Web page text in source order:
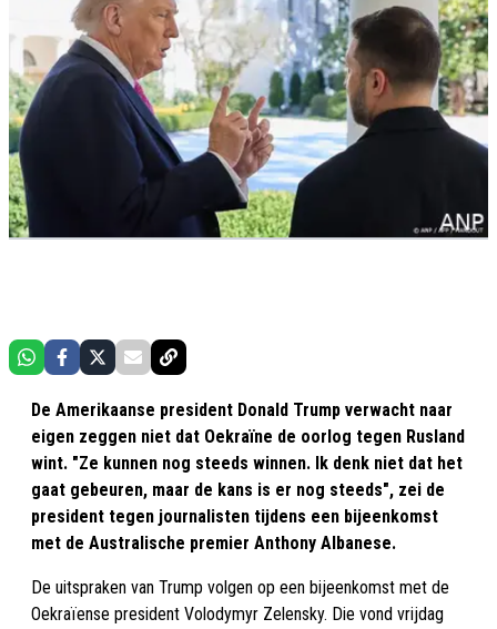
De Amerikaanse president Donald Trump verwacht naar
eigen zeggen niet dat Oekraïne de oorlog tegen Rusland
wint. "Ze kunnen nog steeds winnen. Ik denk niet dat het
gaat gebeuren, maar de kans is er nog steeds", zei de
president tegen journalisten tijdens een bijeenkomst
met de Australische premier Anthony Albanese.
De uitspraken van Trump volgen op een bijeenkomst met de
Oekraïense president Volodymyr Zelensky. Die vond vrijdag